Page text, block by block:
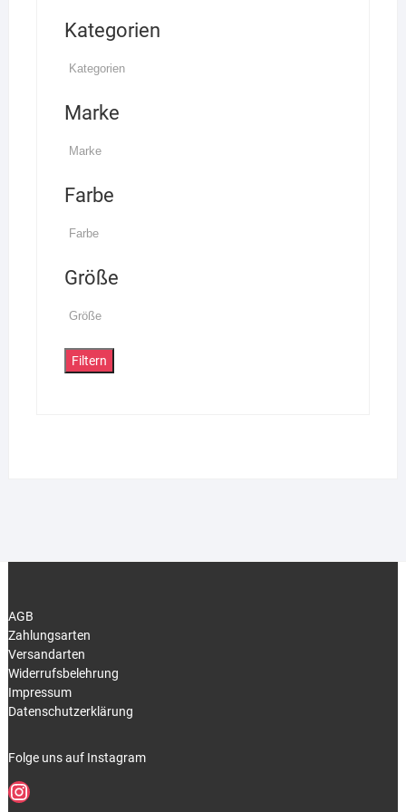
Kategorien
Marke
Farbe
Größe
Filtern
AGB
Zahlungsarten
Versandarten
Widerrufsbelehrung
Impressum
Datenschutzerklärung
Folge uns auf Instagram
Instagram